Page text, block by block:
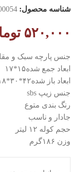
شناسه محصول:
۵۲۰,۰۰۰
جنس پارچه سبک و
ابعاد جمع شده۱۵*۱۷
ابعاد باز شده۴۲*۳۰*۱۸
جنس زیپ sbs
رنگ بندی متوع
جادار و ناسب
حجم کوله ۱۲ لیتر
وزن ۱۸۶گرم